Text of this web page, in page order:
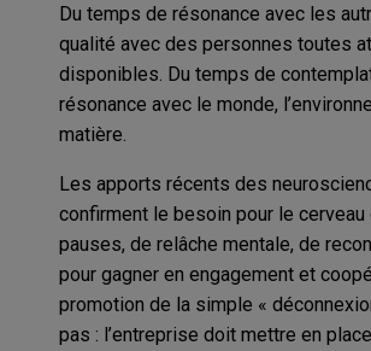
Du temps de résonance avec les
qualité avec des personnes toutes
disponibles. Du temps de
résonance avec le monde,
matière.
Les apports récents des
confirment le besoin pour le
pauses, de relâche mentale, de
pour gagner en engagement et
promotion de la simple «
pas : l’entreprise doit mettre en